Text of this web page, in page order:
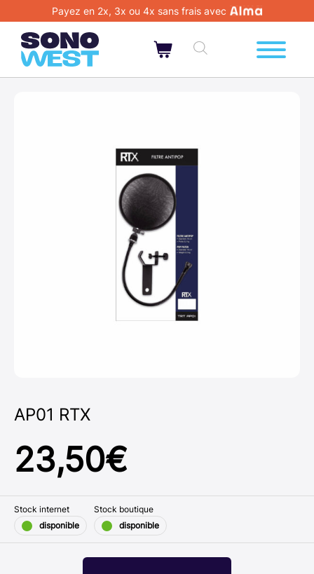
Payez en 2x, 3x ou 4x sans frais avec
AP01 RTX
23,50€
Stock internet
disponible
Stock boutique
disponible